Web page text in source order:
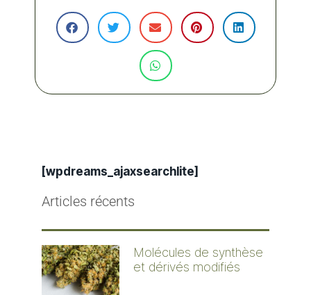
[wpdreams_ajaxsearchlite]
Articles récents
Molécules de synthèse
et dérivés modifiés